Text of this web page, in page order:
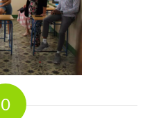
0